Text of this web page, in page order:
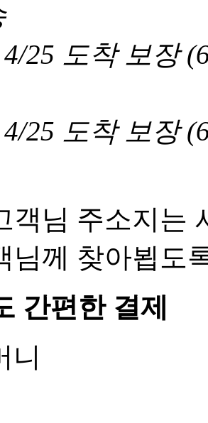
25 도착 보장(
25 도착 보장(
객님 주소지는
님께 찾아뵙도
간편한 결제
니